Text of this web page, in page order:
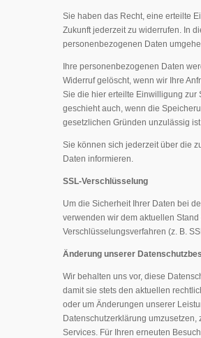
Sie haben das Recht, eine erteilte
Zukunft jederzeit zu widerrufen. In
personenbezogenen Daten
Ihre personenbezogenen Daten
Widerruf gelöscht, wenn wir Ihre
Sie die hier erteilte Einwilligung zur
geschieht auch, wenn die
gesetzlichen Gründen unzulässig ist.
Sie können sich jederzeit über die
Daten informieren.
SSL-Verschlüsselung
Um die Sicherheit Ihrer Daten bei
verwenden wir dem aktuellen
Verschlüsselungsverfahren (z. B.
Änderung unserer
Wir behalten uns vor, diese
damit sie stets den aktuellen
oder um Änderungen unserer
Datenschutzerklärung umzusetzen,
Services. Für Ihren erneuten